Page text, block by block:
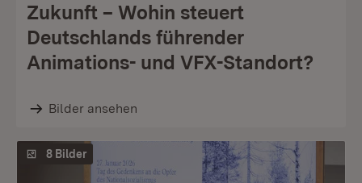
Zukunft – Wohin steuert
Deutschlands führender
Animations- und VFX-Standort?
Bilder ansehen
8 Bilder